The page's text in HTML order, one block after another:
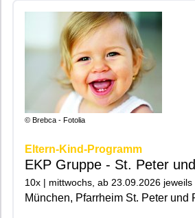
© Brebca - Fotolia
Eltern-Kind-Programm
EKP Gruppe - St. Peter
10x | mittwochs, ab 23.09.2026
München, Pfarrheim St. Peter und